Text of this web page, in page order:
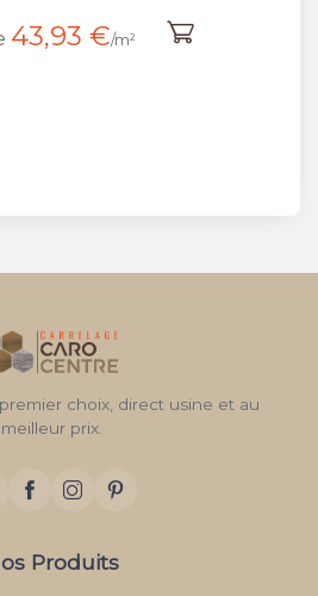
43,93 €/m²
choix, direct usine et au
meilleur prix.
Produits